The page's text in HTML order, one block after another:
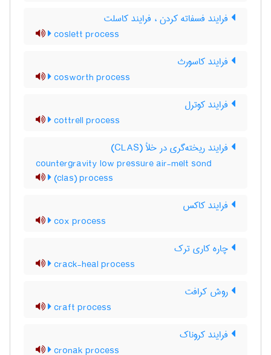
فرایند فسفاته کردن ، فرایند کاسلت
coslett process
فرایند کاسورث
cosworth process
فرایند کوترل
cottrell process
فرایند ریخته‌گری در خلأ (CLAS)
countergravity low pressure air-melt sond
(clas) process
فرایند کاکس
cox process
چاره کاری ترک
crack-heal process
روش کرافت
craft process
فرایند کروناک
cronak process